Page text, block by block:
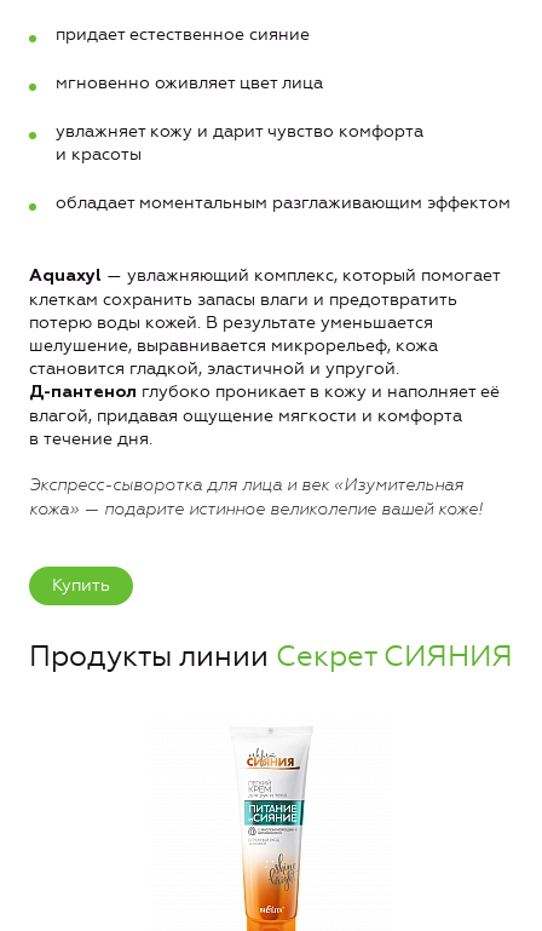
придает естественное сияние
мгновенно оживляет цвет лица
увлажняет кожу и дарит чувство комфорта
и красоты
обладает моментальным разглаживающим эффектом
Aquaxyl — увлажняющий комплекс, который помогает
клеткам сохранить запасы влаги и предотвратить
потерю воды кожей. В результате уменьшается
шелушение, выравнивается микрорельеф, кожа
становится гладкой, эластичной и упругой.
Д-пантенол глубоко проникает в кожу и наполняет её
влагой, придавая ощущение мягкости и комфорта
в течение дня.
Экспресс-сыворотка для лица и век «Изумительная
кожа» — подарите истинное великолепие вашей коже!
Купить
Продукты линии Секрет СИЯНИЯ